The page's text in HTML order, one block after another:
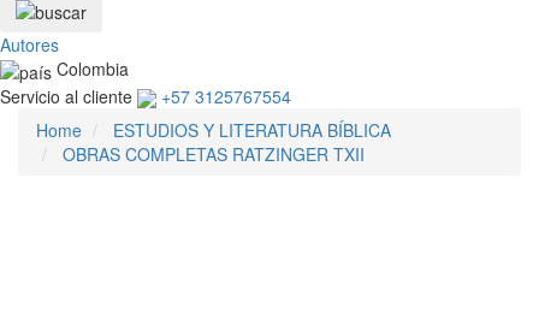
Autores
Colombia
Servicio al cliente
+57 3125767554
Home
ESTUDIOS Y LITERATURA BÍBLICA
OBRAS COMPLETAS RATZINGER TXII